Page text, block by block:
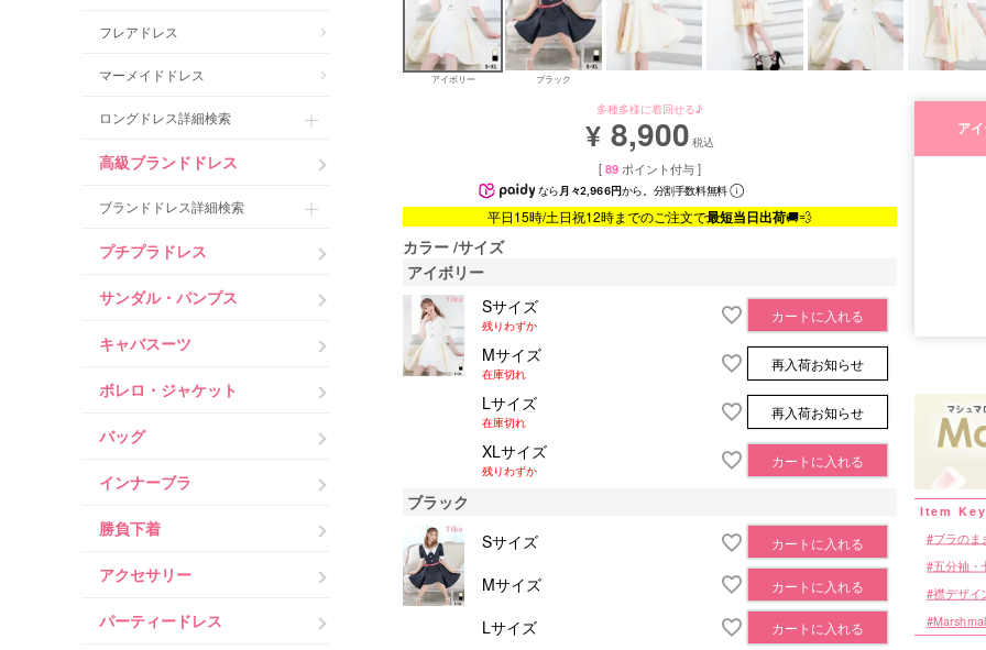
フレアドレス
マーメイドドレス
ロングドレス詳細検索
高級ブランドドレス
ブランドドレス詳細検索
プチプラドレス
サンダル・パンプス
キャバスーツ
ボレロ・ジャケット
バッグ
インナーブラ
勝負下着
アクセサリー
パーティードレス
アイボリー ブラック
多種多様に着回せる♪
¥ 8,900 税込
[89 ポイント付与 ]
なら 月々2,966円から。分割手数料無料
平日15時/土日祝12時までのご注文で最短当日出荷🚚💨
カラー サイズ
アイボリー
Sサイズ
残りわずか
カートに入れる
Mサイズ
在庫切れ
再入荷お知らせ
Lサイズ
在庫切れ
再入荷お知らせ
XLサイズ
残りわずか
カートに入れる
ブラック
Sサイズ
カートに入れる
Mサイズ カートに入れる
Lサイズ カートに入れる
ア
ブラのま
五分袖・
襟デザイ